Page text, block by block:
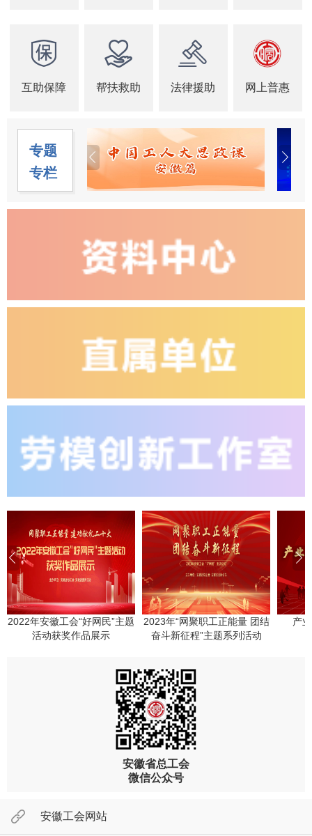
互助保障 帮扶救助 法律援助 网上普惠
专题
专栏
2022年安徽工会“好网民”主题
活动获奖作品展示
2023年“网聚职工正能量 团结
奋斗新征程”主题系列活动
产
安徽省总工会
微信公众号
安徽工会网站